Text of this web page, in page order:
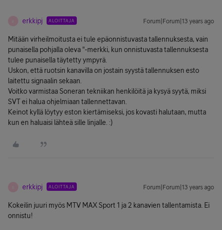
erkkipj ALOITTAJA Forum|Forum|13 years ago
Mitään virheilmoitusta ei tule epäonnistuvasta tallennuksesta, vain
punaisella pohjalla oleva "-merkki, kun onnistuvasta tallennuksesta
tulee punaisella täytetty ympyrä.
Uskon, että ruotsin kanavilla on jostain syystä tallennuksen esto
laitettu signaalin sekaan.
Voitko varmistaa Soneran tekniikan henkilöitä ja kysyä syytä, miksi
SVT ei halua ohjelmiaan tallennettavan.
Keinot kyllä löytyy eston kiertämiseksi, jos kovasti halutaan, mutta
kun en haluaisi lähteä sille linjalle. :)
erkkipj ALOITTAJA Forum|Forum|13 years ago
Kokeilin juuri myös MTV MAX Sport 1 ja 2 kanavien tallentamista. Ei
onnistu!